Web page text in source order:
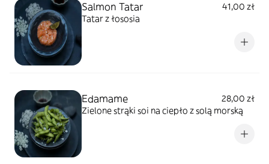
Salmon Tatar
41,00 zł
Tatar z łososia
Edamame
28,00 zł
Zielone strąki soi na ciepło z solą morską